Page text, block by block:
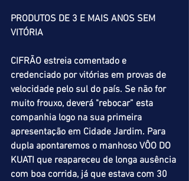
PRODUTOS DE 3 E MAIS ANOS SEM
VITÓRIA
CIFRÃO estreia comentado e
credenciado por vitórias em provas de
velocidade pelo sul do país. Se não for
muito frouxo, deverá "rebocar” esta
companhia logo na sua primeira
apresentação em Cidade Jardim. Para
dupla apontaremos o manhoso VÔO DO
KUATI que reapareceu de longa ausência
com boa corrida, já que estava com 30